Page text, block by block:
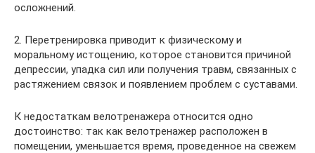
осложнений.
2. Перетренировка приводит к физическому и
моральному истощению, которое становится причиной
депрессии, упадка сил или получения травм, связанных с
растяжением связок и появлением проблем с суставами.
К недостаткам велотренажера относится одно
достоинство: так как велотренажер расположен в
помещении, уменьшается время, проведенное на свежем